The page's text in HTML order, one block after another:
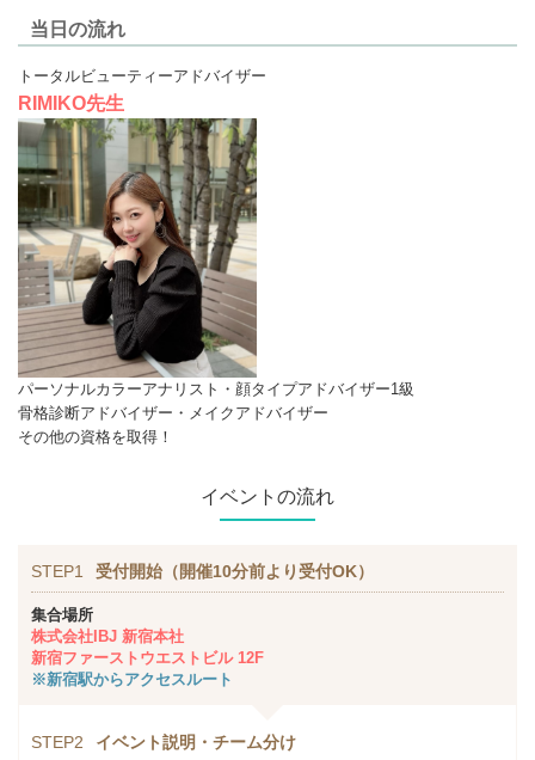
当日の流れ
トータルビューティーアドバイザー
RIMIKO先生
パーソナルカラーアナリスト・顔タイプアドバイザー1級
骨格診断アドバイザー・メイクアドバイザー
その他の資格を取得！
イベントの流れ
STEP1 受付開始（開催10分前より受付OK）
集合場所
株式会社IBJ 新宿本社
新宿ファーストウエストビル 12F
※新宿駅からアクセスルート
STEP2 イベント説明・チーム分け